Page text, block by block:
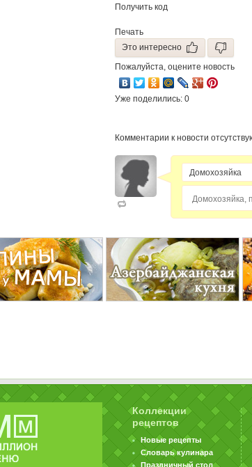
Получить код
Печать
Это интересно
Пожалуйста, оцените новость
Уже поделились: 0
Комментарии к новости
Домохозяйка,
Коллекции
рецептов
Новые рецепты
Словарь кулинара
Праздничный стол